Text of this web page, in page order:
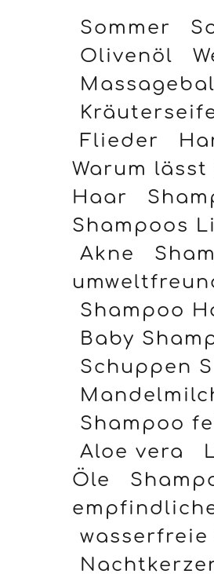
Sommer
Olivenöl
Flieder
Warum
Haar
Shampoos
Akne
Shampoo
Baby
Schuppen
Shampoo
Aloe vera
Öle
wasserfreie